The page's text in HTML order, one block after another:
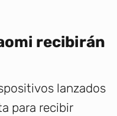
recibirán
lanzados
para recibir